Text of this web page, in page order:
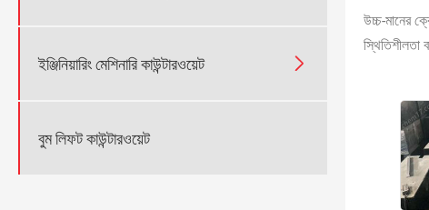
ইঞ্জিনিয়ারিং মেশিনারি কাউন্টারওয়েট 
বুম লিফট কাউন্টারওয়েট
উচ্চ-মানের
স্থিতিশীলতা